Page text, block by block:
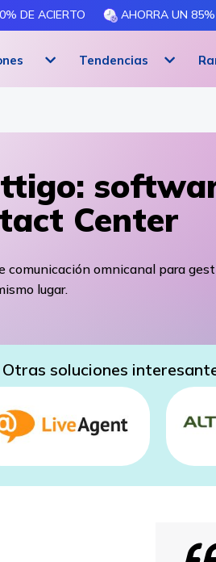
DE ACIERTO AHORRA UN
Tendencias
Center
comunicación omnicanal para
lugar.
Otras soluciones